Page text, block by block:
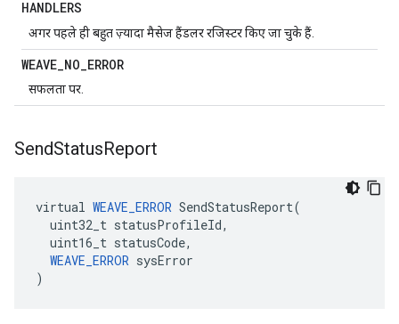
HANDLERS
अगर पहले ही बहुत ज़्यादा मैसेज हैंडलर रजिस्टर किए जा चुके हैं.
WEAVE_NO_ERROR
सफलता पर.
SendStatusReport
virtual WEAVE_ERROR SendStatusReport(
  uint32_t statusProfileId,
  uint16_t statusCode,
WEAVE_ERROR sysError
)